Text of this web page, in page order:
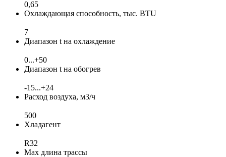
0,65
Охлаждающая способность, тыс. BTU
7
Диапазон t на охлаждение
0...+50
Диапазон t на обогрев
-15...+24
Расход воздуха, м3/ч
500
Хладагент
R32
Max длина трассы